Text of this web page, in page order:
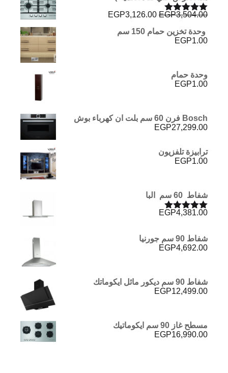
تم التقييمEGP3,504.00
السعر
هو:
EGP3,126.00
وحدة تخزين حمام 150 سم
EGP1.00
وحدة حمام
EGP1.00
Bosch فرن 60 سم بلت ان كهرباء بوش
EGP27,299.00
ترابيزة تلفزيون
EGP1.00
شفاط 60 سم البا
تم التقييمEGP4,381.00
شفاط 90 سم جورنيا
EGP4,692.00
شفاط 90 سم ديكور مائل ايكوماتك
EGP12,499.00
مسطح غاز 90 سم ايكوماتيك
EGP16,990.00